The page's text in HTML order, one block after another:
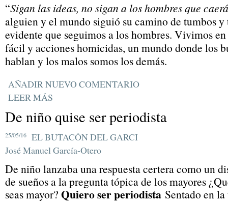
“Sigan las ideas, no sigan a los hombres que
alguien y el mundo siguió su camino de tumbos y
evidente que seguimos a los hombres. Vivimos
fácil y acciones homicidas, un mundo donde los
hablan y los malos somos los demás.
AÑADIR NUEVO COMENTARIO
LEER MÁS
De niño quise ser periodista
25/05/16
EL BUTACÓN DEL GARCI
José Manuel García-Otero
De niño lanzaba una respuesta certera como un
de sueños a la pregunta tópica de los mayores
seas mayor? Quiero ser periodista Sentado en